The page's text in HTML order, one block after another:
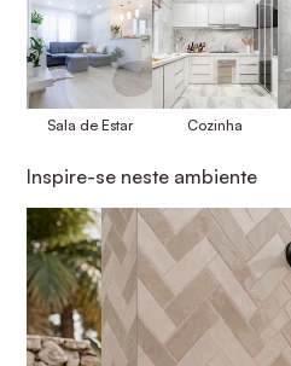
Sala de Estar Cozinha
Inspire-se neste ambiente